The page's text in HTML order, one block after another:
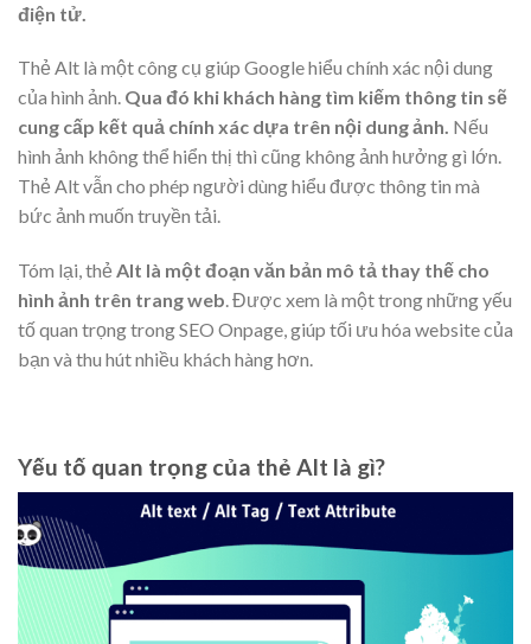
điện tử.
Thẻ Alt là một công cụ giúp Google hiểu chính xác nội dung
của hình ảnh. Qua đó khi khách hàng tìm kiếm thông tin sẽ
cung cấp kết quả chính xác dựa trên nội dung ảnh. Nếu
hình ảnh không thể hiển thị thì cũng không ảnh hưởng gì lớn.
Thẻ Alt vẫn cho phép người dùng hiểu được thông tin mà
bức ảnh muốn truyền tải.
Tóm lại, thẻ Alt là một đoạn văn bản mô tả thay thế cho
hình ảnh trên trang web. Được xem là một trong những yếu
tố quan trọng trong SEO Onpage, giúp tối ưu hóa website của
bạn và thu hút nhiều khách hàng hơn.
Yếu tố quan trọng của thẻ Alt là gì?